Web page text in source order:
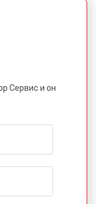
Сервис и он